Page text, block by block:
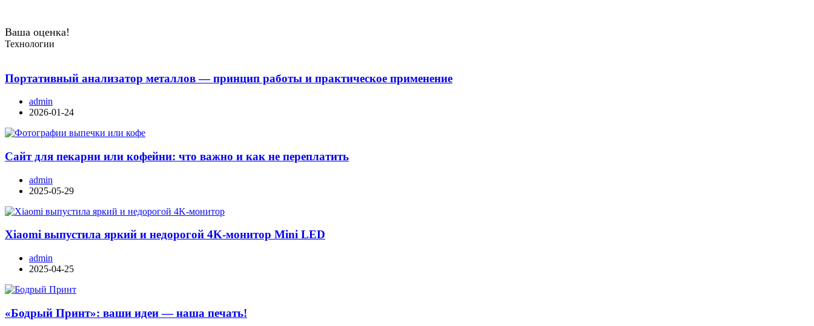
Ваша оценка!
Технологии
Портативный анализатор металлов — принцип работы и практическое применение
admin
2026-01-24
Сайт для пекарни или кофейни: что важно и как не переплатить
admin
2025-05-29
Xiaomi выпустила яркий и недорогой 4K-монитор Mini LED
admin
2025-04-25
«Бодрый Принт»: ваши идеи — наша печать!